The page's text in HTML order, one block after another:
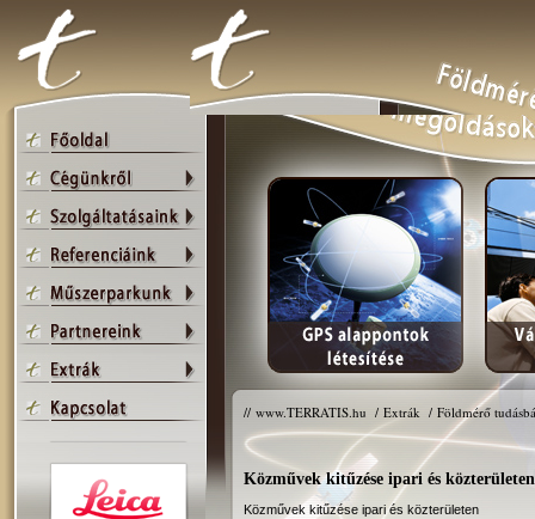
// www.TERRATIS.hu / Extrák / Földmérő
Közművek kitűzése ipari és közterületen
Közművek kitűzése ipari és közterületen